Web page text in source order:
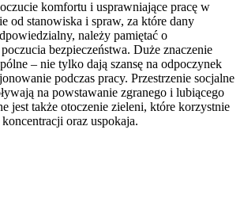
komfortu i usprawniające pracę w
od stanowiska i spraw, za które dany
należy pamiętać o
bezpieczeństwa. Duże znaczenie
– nie tylko dają szansę na odpoczynek
podczas pracy. Przestrzenie socjalne
na powstawanie zgranego i lubiącego
jest także otoczenie zieleni, które korzystnie
oraz uspokaja.